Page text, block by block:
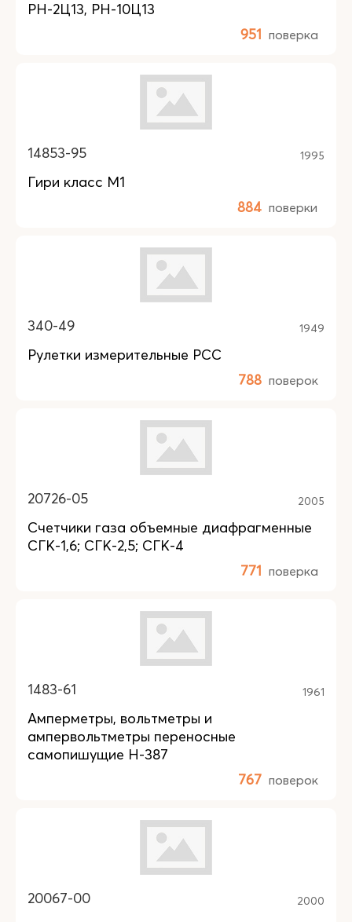
РН-2Ц13, РН-10Ц13
951 поверка
14853-95 1995
Гири класс M1
884 поверки
340-49 1949
Рулетки измерительные РСС
788 поверок
20726-05 2005
Счетчики газа объемные диафрагменные
СГК-1,6; СГК-2,5; СГК-4
771 поверка
1483-61 1961
Амперметры, вольтметры и
ампервольтметры переносные
самопишущие Н-387
767 поверок
20067-00 2000